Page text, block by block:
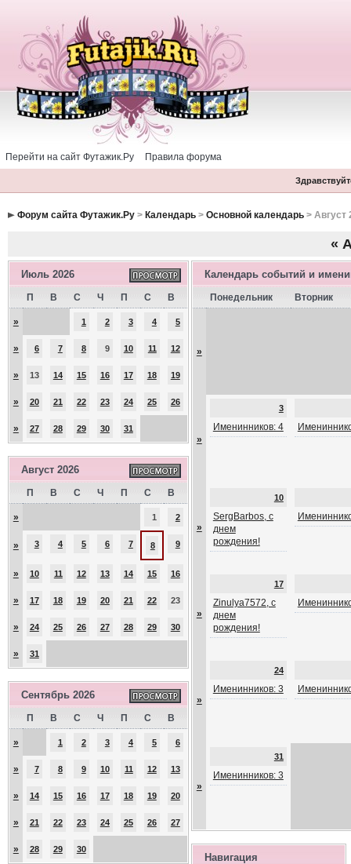
Перейти на сайт Футажик.Ру Правила форума
Форум сайта Футажик.Ру> Календарь> Основной календарь> Август
«
Июль 2026
П В С Ч П С В
» 1 2 3 4 5
» 6 7 8 9 10 11 12
» 13 14 15 16 17 18 19
» 20 21 22 23 24 25 26
» 27 28 29 30 31
Август 2026
П В С Ч П С В
» 1 2
» 3 4 5 6 7 8 9
» 10 11 12 13 14 15 16
» 17 18 19 20 21 22 23
» 24 25 26 27 28 29 30
» 31
Сентябрь 2026
П В С Ч П С В
» 1 2 3 4 5 6
» 7 8 9 10 11 12 13
» 14 15 16 17 18 19 20
» 21 22 23 24 25 26 27
» 28 29 30
Календарь событий и
Понедельник Вторник
»
»
3
Именинников: 4
»
10
SergBarbos, с
днем
рождения!
»
17
Zinulya7572, с
днем
рождения!
»
24
Именинников: 3
»
31
Именинников: 3
Навигация